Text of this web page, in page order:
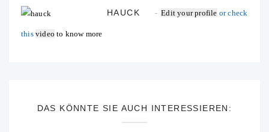
HAUCK Edit your profile or check
this video to know more
DAS KÖNNTE SIE AUCH INTERESSIEREN: